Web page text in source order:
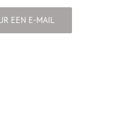
EEN E-MAIL